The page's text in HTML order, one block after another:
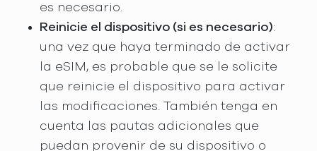
es necesario.
Reinicie el dispositivo (si es necesario):
una vez que haya terminado de activar
la eSIM, es probable que se le solicite
que reinicie el dispositivo para activar
las modificaciones. También tenga en
cuenta las pautas adicionales que
puedan provenir de su dispositivo o